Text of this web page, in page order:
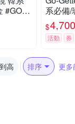
#GO20
系必備/
DE
$4,700
活動 券
高 排序 更多